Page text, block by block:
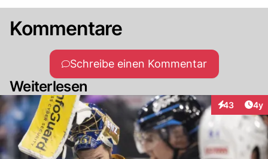
Kommentare
Schreibe einen Kommentar
Weiterlesen
43
Interaktionen
4y